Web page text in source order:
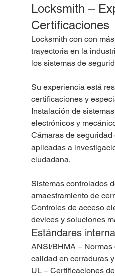
Locksmith –
Certificaciones
Locksmith con con
trayectoria en la
los sistemas de
Su experiencia está
certificaciones y
Instalación de
electrónicos y
Cámaras de
aplicadas a
ciudadana.
Sistemas controlados
amaestramiento de
Controles de acceso
devices y soluciones
Estándares
ANSI/BHMA –
calidad en cerraduras
UL – Certificaciones